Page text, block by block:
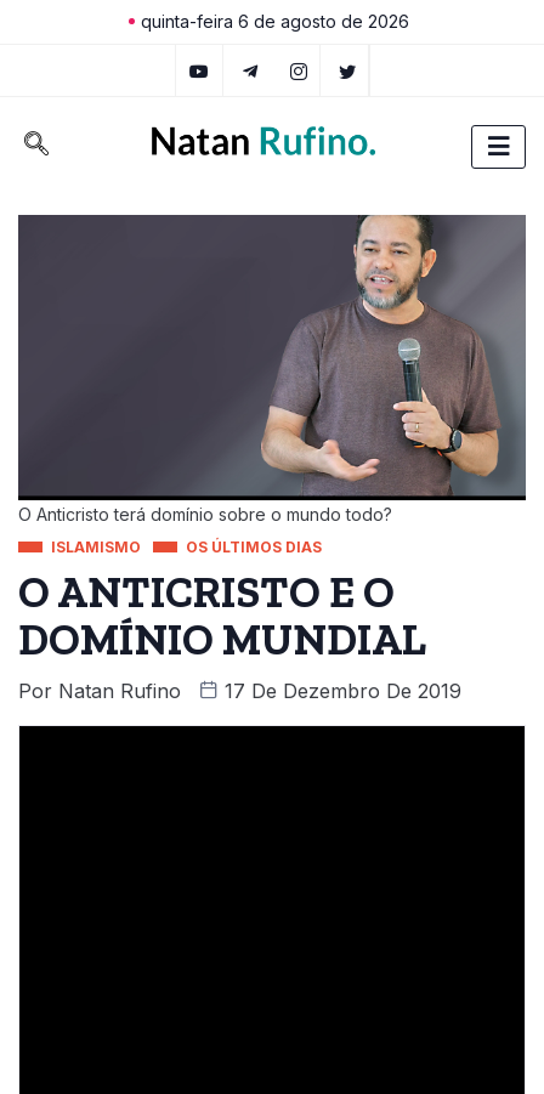
quinta-feira 6 de agosto de 2026
O Anticristo terá domínio sobre o mundo todo?
ISLAMISMO OS ÚLTIMOS DIAS
O ANTICRISTO E O
DOMÍNIO MUNDIAL
Por Natan Rufino 17 De Dezembro De 2019